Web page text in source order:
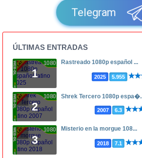
Telegram
ÚLTIMAS ENTRADAS
1
1080p Rastreado 1080p español ...
2025 5.955
2
1080p Shrek Tercero 1080p
2007 6.3
3
1080p Misterio en la morgue 108...
2018 7.1